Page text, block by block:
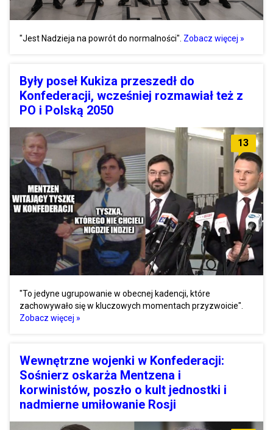
"Jest Nadzieja na powrót do normalności". Zobacz więcej »
Były poseł Kukiza przeszedł do
Konfederacji, wcześniej rozmawiał też z
PO i Polską 2050
13
"To jedyne ugrupowanie w obecnej kadencji, które
zachowywało się w kluczowych momentach przyzwoicie".
Zobacz więcej »
Wewnętrzne wojenki w Konfederacji:
Sośnierz oskarża Mentzena i
korwinistów, poszło o kult jednostki i
nadmierne umiłowanie Rosji